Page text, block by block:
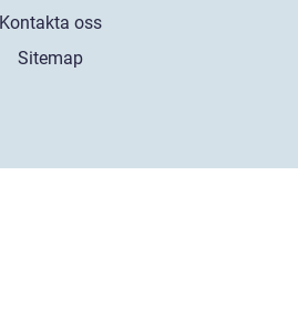
Kontakta oss
Sitemap